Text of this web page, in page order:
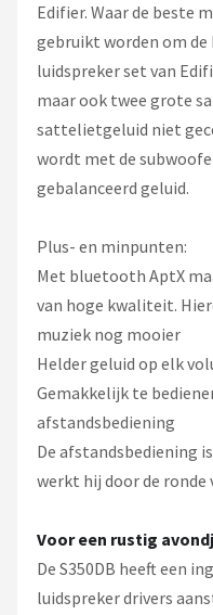
Carlinkit
Alle merken →
Edifier. Waar de beste
gebruikt worden om de
luidspreker set van
maar ook twee grote
sattelietgeluid niet
wordt met de
gebalanceerd geluid.
Plus- en minpunten:
Met bluetooth AptX
van hoge kwaliteit.
muziek nog mooier
Helder geluid op elk
Gemakkelijk te
afstandsbediening
De afstandsbediening
werkt hij door de
Voor een rustig
De S350DB heeft een
luidspreker drivers